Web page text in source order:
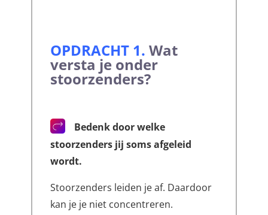
OPDRACHT 1. Wat
versta je onder
stoorzenders?
Bedenk door welke
stoorzenders jij soms afgeleid
wordt.
Stoorzenders leiden je af. Daardoor
kan je je niet concentreren.